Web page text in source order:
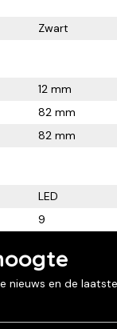
Zwart
12 mm
82 mm
82 mm
LED
9
nieuws en de